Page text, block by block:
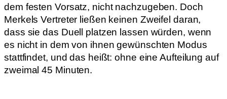
dem festen Vorsatz, nicht nachzugeben. Doch
Merkels Vertreter ließen keinen Zweifel daran,
dass sie das Duell platzen lassen würden, wenn
es nicht in dem von ihnen gewünschten Modus
stattfindet, und das heißt: ohne eine Aufteilung auf
zweimal 45 Minuten.